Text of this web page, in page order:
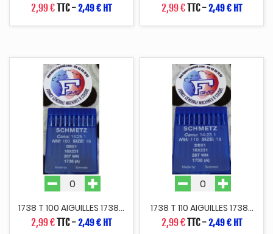
2,99 €TTC-2,49 € HT
2,99 €TTC-2,49 € HT
1738 T 100 AIGUILLES 1738...
2,99 €TTC-2,49 € HT
1738 T 110 AIGUILLES 1738...
2,99 €TTC-2,49 € HT